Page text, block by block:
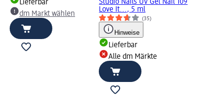
Lieferbar
dm Markt wählen
Studio Nails UV Gel Nail 109
Love It..., 5 ml
(35)
Hinweise
Lieferbar
Alle dm Märkte